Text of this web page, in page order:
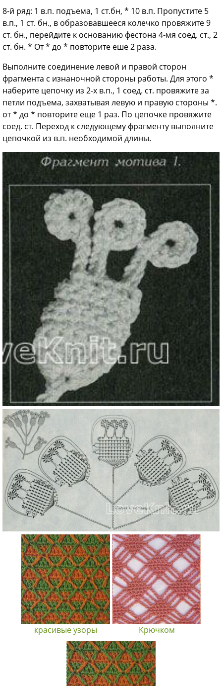
8-й ряд: 1 в.п. подъема, 1 ст.бн, * 10 в.п. Пропустите 5
в.п., 1 ст. бн., в образовавшееся колечко провяжите 9
ст. бн., перейдите к основанию фестона 4-мя соед. ст., 2
ст. бн. * От * до * повторите еше 2 раза.
Выполните соединение левой и правой сторон
фрагмента с изнаночной стороны работы. Для этого *
наберите цепочку из 2-х в.п., 1 соед. ст. провяжите за
петли подъема, захватывая левую и правую стороны *.
от * до * повторите еще 1 раз. По цепочке провяжите
соед. ст. Переход к следующему фрагменту выполните
цепочкой из в.п. необходимой длины.
красивые узоры Крючком